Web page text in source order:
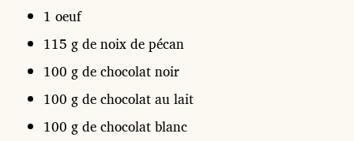
1 oeuf
115 g de noix de pécan
100 g de chocolat noir
100 g de chocolat au lait
100 g de chocolat blanc